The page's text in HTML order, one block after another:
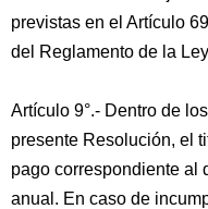
previstas en el Artículo
del Reglamento de la
Artículo 9°.- Dentro de
presente Resolución, el
pago correspondiente al
anual. En caso de